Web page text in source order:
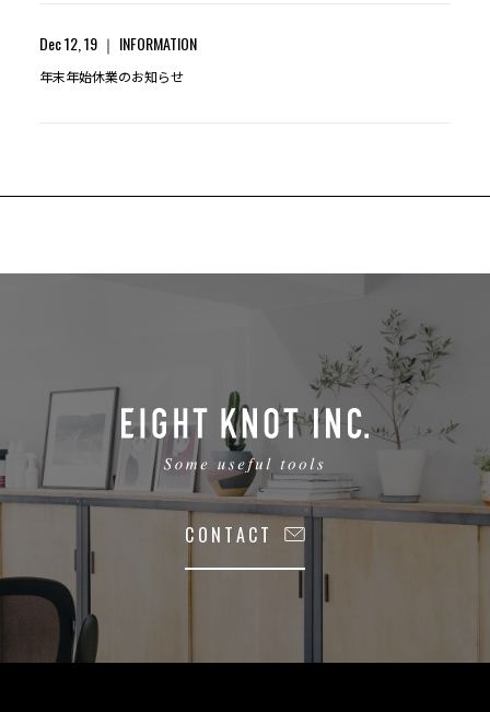
Dec 12, 19 INFORMATION
年末年始休業のお知らせ
CONTACT